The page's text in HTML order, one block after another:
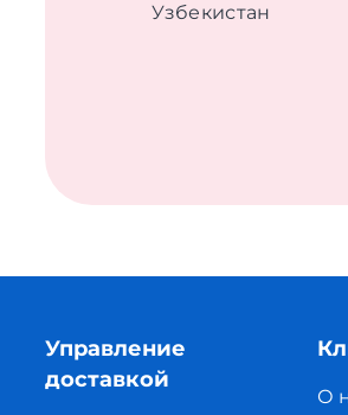
Узбекистан
Управление
доставкой
О